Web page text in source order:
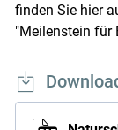
finden Sie hier
"Meilenstein für